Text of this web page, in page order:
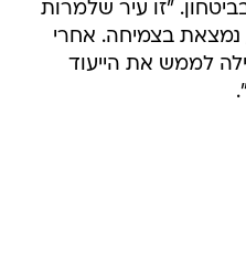
"זו עיר שלמרות
בצמיחה. אחרי
לממש את הייעוד